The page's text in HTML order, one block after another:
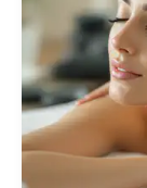
BABOR
9.5
Ponorte sa do
ošetrením
zážitok – od